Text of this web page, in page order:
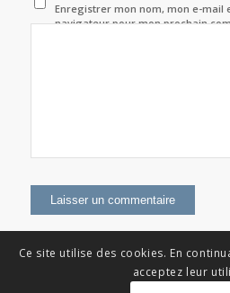
Enregistrer mon nom, mon e-mail
navigateur pour mon prochain
Ce site utilise des cookies. En
acceptez leur